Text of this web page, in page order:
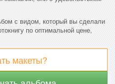
с видом, который вы сделали
по оптимальной цене,
макеты?